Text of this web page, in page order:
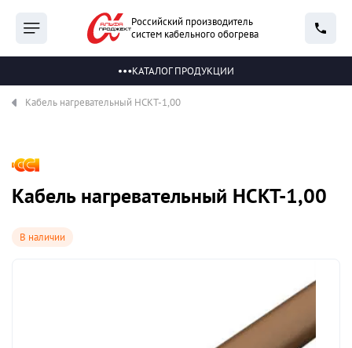
Российский производитель
систем кабельного обогрева
КАТАЛОГ ПРОДУКЦИИ
Кабель нагревательный НСКТ-1,00
В наличии
Кабель нагревательный НСКТ-1,00